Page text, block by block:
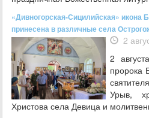
«Дивногорская-Сицилийская» икона
принесена в различные села
2
2
пророка
Урыв,
Христова села Девица и